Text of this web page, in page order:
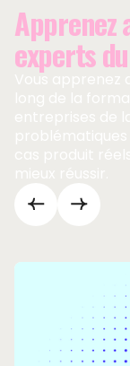
Apprenez
experts
Vous